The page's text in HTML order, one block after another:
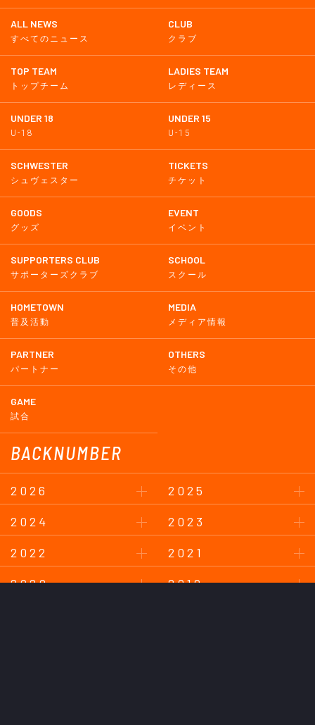
ALL NEWS
すべてのニュース
CLUB
クラブ
TOP TEAM
トップチーム
LADIES TEAM
レディース
UNDER 18
U-18
UNDER 15
U-15
SCHWESTER
シュヴェスター
TICKETS
チケット
GOODS
グッズ
EVENT
イベント
SUPPORTERS CLUB
サポーターズクラブ
SCHOOL
スクール
HOMETOWN
普及活動
MEDIA
メディア情報
PARTNER
パートナー
OTHERS
その他
GAME
試合
BACKNUMBER
2026
2025
2024
2023
2022
2021
2020
2019